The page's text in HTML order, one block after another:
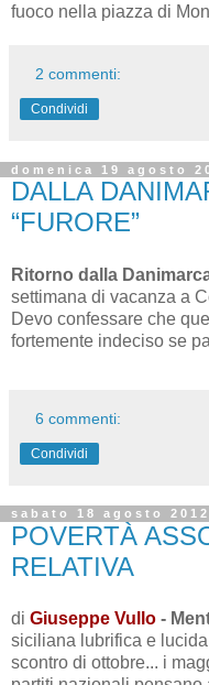
fuoco nella piazza di
2 commenti:
Condividi
domenica 19 agosto
DALLA
“FURORE”
Ritorno dalla
settimana di vacanza a
Devo confessare che
fortemente indeciso se
6 commenti:
Condividi
sabato 18 agosto 2012
POVERTÀ
RELATIVA
di Giuseppe Vullo -
siciliana lubrifica e
scontro di ottobre... i